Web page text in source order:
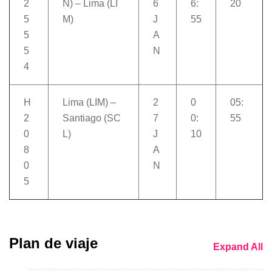
2
5
5
5
4
N) – Lima (LI
M)
6
J
A
N
6:
55
20
H
2
0
8
0
5
Lima (LIM) –
Santiago (SC
L)
2
7
J
A
N
0
0:
10
05:
55
Plan de viaje Expand All